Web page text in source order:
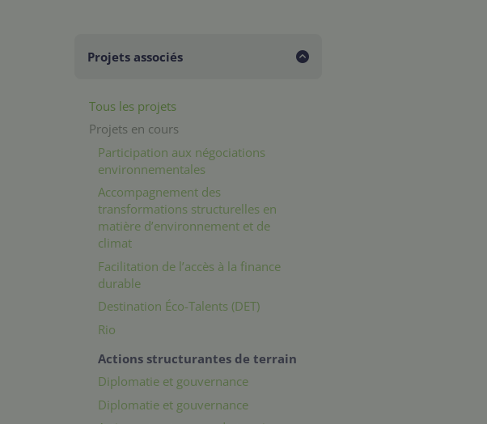
Projets associés
Tous les projets
Projets en cours
Participation aux négociations
environnementales
Accompagnement des
transformations structurelles en
matière d’environnement et de
climat
Facilitation de l’accès à la finance
durable
Destination Éco-Talents (DET)
Rio
Actions structurantes de terrain
Diplomatie et gouvernance
Diplomatie et gouvernance